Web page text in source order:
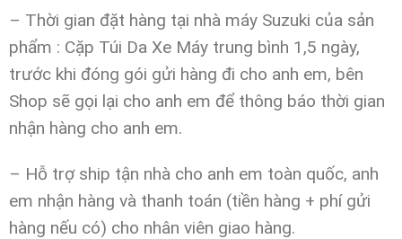
– Thời gian đặt hàng tại nhà máy Suzuki của sản
phẩm : Cặp Túi Da Xe Máy trung bình 1,5 ngày,
trước khi đóng gói gửi hàng đi cho anh em, bên
Shop sẽ gọi lại cho anh em để thông báo thời gian
nhận hàng cho anh em.
– Hỗ trợ ship tận nhà cho anh em toàn quốc, anh
em nhận hàng và thanh toán (tiền hàng + phí gửi
hàng nếu có) cho nhân viên giao hàng.